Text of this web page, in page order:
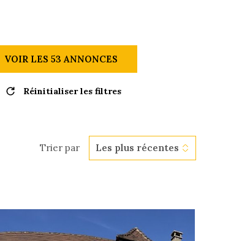
L'AGENCE
VOIR LES 53 ANNONCES
Réinitialiser les filtres
Trier par Les plus récentes